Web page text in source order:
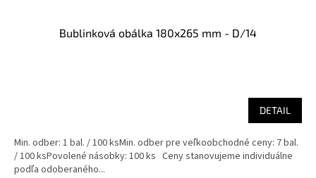
Bublinková obálka 180x265 mm - D/14
DETAIL
Min. odber: 1 bal. / 100 ksMin. odber pre veľkoobchodné ceny: 7 bal.
/ 100 ksPovolené násobky: 100 ks Ceny stanovujeme individuálne
podľa odoberaného...